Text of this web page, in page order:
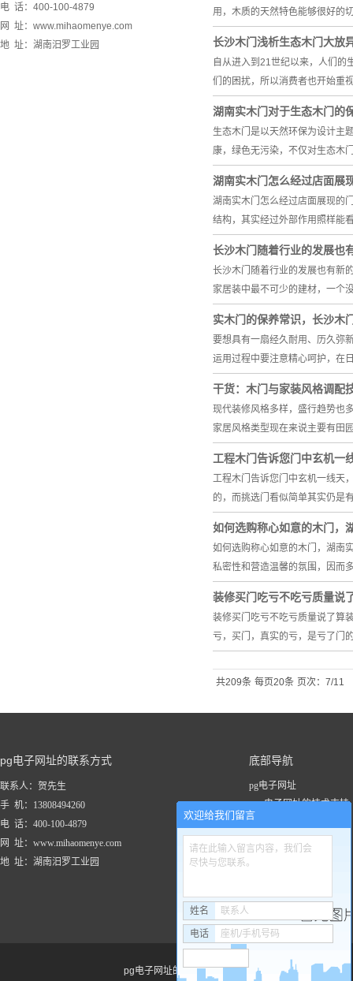
电 话：400-100-4879
网 址：www.mihaomenye.com
地 址：湖南汨罗工业园
用，木质的天然特色能够很好的
长沙木门浅析生态木门大放
自从进入到21世纪以来，人们的
们的困扰，所以消费者也开始重
湖南实木门对于生态木门的
生态木门是以天然环保为设计主
康，绿色无污染，不仅对生态木
湖南实木门怎么经过店面展
湖南实木门怎么经过店面展现的
结构，其实经过外部作用照样能
长沙木门随着行业的发展也
长沙木门随着行业的发展也有新
家居装中最不可少的建材，一个
实木门的保养常识，长沙木
要想具有一扇经久耐用、历久弥
运用过程中要注意精心呵护，在
干货：木门与家装风格调配
现代装修风格多样，盛行趋势也
家居风格类型现在来说主要有田
工程木门告诉您门中玄机一
工程木门告诉您门中玄机一线天
的，而挑选门看似简单其实仍是
如何选购称心如意的木门，
如何选购称心如意的木门，湖南
私密性和营造温馨的氛围，因而
装修买门吃亏不吃亏质量说
装修买门吃亏不吃亏质量说了算
亏，买门，真实的亏，是亏了门
共209条 每页20条 页次：7/11
pg电子网址的联系方式
联系人：贺先生
手 机：13808494260
电 话：400-100-4879
网 址：www.mihaomenye.com
地 址：湖南汨罗工业园
底部导航
pg电子网址
pg电子网址的技术支持
关于pg电子网址
工程案例
pg电子网址的友情链接：
欢迎给我们留言
请在此输入留言内容，我们会
尽快与您联系。
姓名 联系人
电话 座机/手机号码